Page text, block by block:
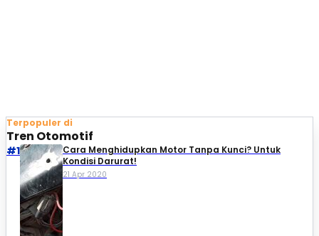
Terpopuler di
Tren Otomotif
#1
Cara Menghidupkan Motor Tanpa Kunci? Untuk
Kondisi Darurat!
21 Apr 2020